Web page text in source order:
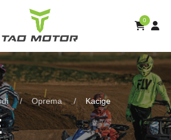
0
Oprema Kacige